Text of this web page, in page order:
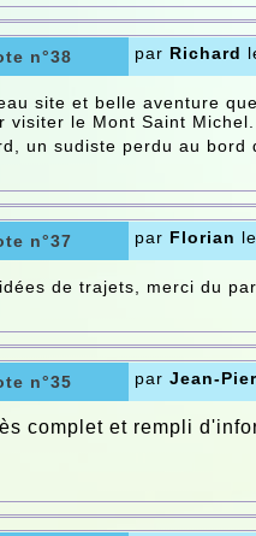
n°38 par Richard
site et belle aventure
visiter le Mont Saint Michel.
un sudiste perdu au bord
n°37 par Florian
de trajets, merci du
n°35 par Jean-
complet et rempli